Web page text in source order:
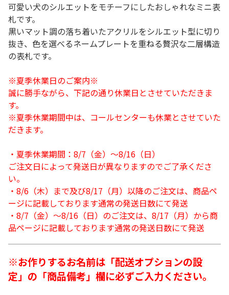
可愛い犬のシルエットをモチーフにしたおしゃれなミニ表
札です。
黒いマット調の落ち着いたアクリルをシルエット型に切り
抜き、色を選べるネームプレートを重ねる贅沢な二層構造
の表札です。
※夏季休業日のご案内※
誠に勝手ながら、下記の通り休業日とさせていただきま
す。
※夏季休業期間中は、コールセンターも休業とさせていた
だきます。
・夏季休業期間：8/7（金）～8/16（日）
ご注文日によって発送日が異なりますのでご了承くださ
い。
・8/6（木）まで及び8/17（月）以降のご注文は、商品ペ
ージに記載しております通常の発送日数にて発送
・8/7（金）～8/16（日）のご注文は、8/17（月）から商
品ページに記載しております通常の発送日数にて発送
※お作りするお名前は「配送オプションの設
定」の「商品備考」欄に必ずご入力ください。